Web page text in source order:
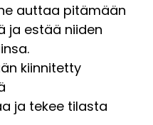
auttaa pitämään
ja estää niiden
kiinnitetty
ja tekee tilasta